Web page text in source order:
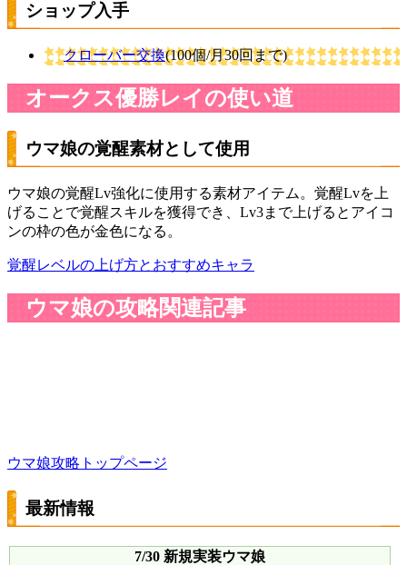
ショップ入手
クローバー交換(100個/月30回まで)
オークス優勝レイの使い道
ウマ娘の覚醒素材として使用
ウマ娘の覚醒Lv強化に使用する素材アイテム。覚醒Lvを上
げることで覚醒スキルを獲得でき、Lv3まで上げるとアイコ
ンの枠の色が金色になる。
覚醒レベルの上げ方とおすすめキャラ
ウマ娘の攻略関連記事
ウマ娘攻略トップページ
最新情報
7/30 新規実装ウマ娘